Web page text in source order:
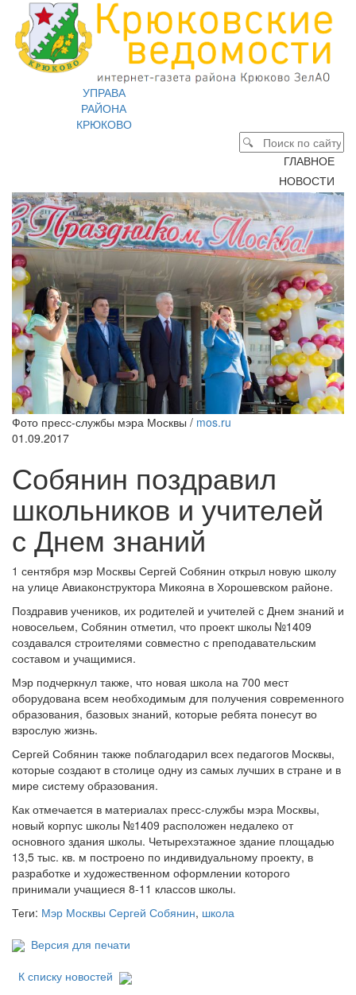
УПРАВА
РАЙОНА
КРЮКОВО
ГЛАВНОЕ
НОВОСТИ
Фото пресс-службы мэра Москвы / mos.ru
01.09.2017
Собянин поздравил
школьников и учителей
с Днем знаний
1 сентября мэр Москвы Сергей Собянин открыл новую школу
на улице Авиаконструктора Микояна в Хорошевском районе.
Поздравив учеников, их родителей и учителей с Днем знаний и
новосельем, Собянин отметил, что проект школы №1409
создавался строителями совместно с преподавательским
составом и учащимися.
Мэр подчеркнул также, что новая школа на 700 мест
оборудована всем необходимым для получения современного
образования, базовых знаний, которые ребята понесут во
взрослую жизнь.
Сергей Собянин также поблагодарил всех педагогов Москвы,
которые создают в столице одну из самых лучших в стране и в
мире систему образования.
Как отмечается в материалах пресс-службы мэра Москвы,
новый корпус школы №1409 расположен недалеко от
основного здания школы. Четырехэтажное здание площадью
13,5 тыс. кв. м построено по индивидуальному проекту, в
разработке и художественном оформлении которого
принимали учащиеся 8-11 классов школы.
Теги: Мэр Москвы Сергей Собянин, школа
Версия для печати
К списку новостей